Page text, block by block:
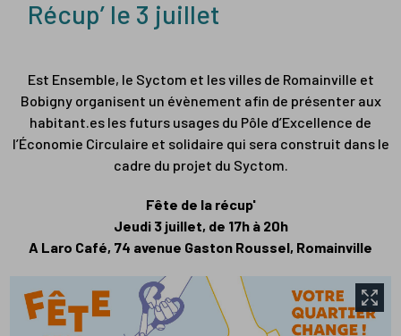
Récup’ le 3 juillet
Est Ensemble, le Syctom et les villes de Romainville et
Bobigny organisent un évènement afin de présenter aux
habitant.es les futurs usages du Pôle d’Excellence de
l’Économie Circulaire et solidaire qui sera construit dans le
cadre du projet du Syctom.
Fête de la récup'
Jeudi 3 juillet, de 17h à 20h
A Laro Café, 74 avenue Gaston Roussel, Romainville